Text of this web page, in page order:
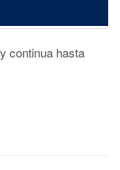
continua hasta